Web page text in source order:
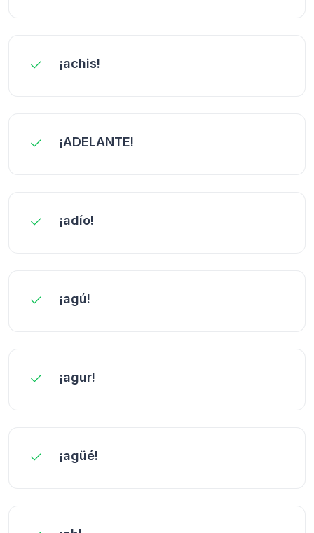
¡achis!
¡ADELANTE!
¡adío!
¡agú!
¡agur!
¡agüé!